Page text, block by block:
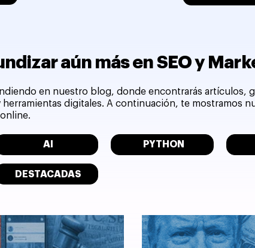
aún más en SEO y
en nuestro blog, donde encontrarás
digitales. A continuación, te mostramos
AI PYTHON
DESTACADAS